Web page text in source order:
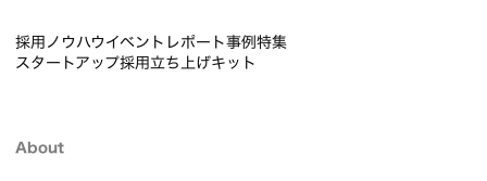
採用ノウハウイベントレポート事例特集
スタートアップ採用立ち上げキット
About